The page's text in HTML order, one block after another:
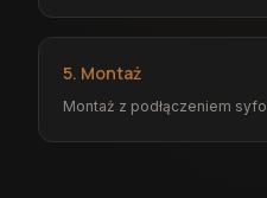
5. Montaż
Montaż z podłączeniem